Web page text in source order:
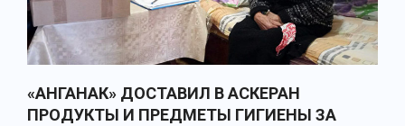
«АНГАНАК» ДОСТАВИЛ В АСКЕРАН
ПРОДУКТЫ И ПРЕДМЕТЫ ГИГИЕНЫ ЗА